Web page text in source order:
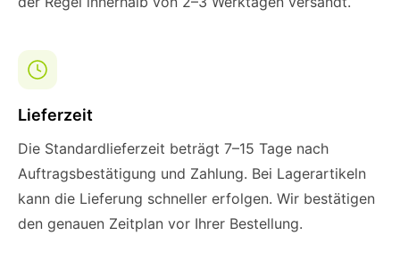
Lieferzeit
Die Standardlieferzeit beträgt 7–15 Tage nach
Auftragsbestätigung und Zahlung. Bei Lagerartikeln
kann die Lieferung schneller erfolgen. Wir bestätigen
den genauen Zeitplan vor Ihrer Bestellung.